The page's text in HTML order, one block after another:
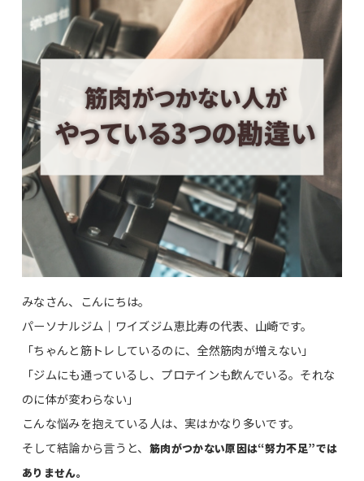
みなさん、こんにちは。
パーソナルジム｜ワイズジム恵比寿の代表、山崎です。
「ちゃんと筋トレしているのに、全然筋肉が増えない」
「ジムにも通っているし、プロテインも飲んでいる。それな
のに体が変わらない」
こんな悩みを抱えている人は、実はかなり多いです。
そして結論から言うと、 筋肉がつかない原因は“努力不足”では
ありません。